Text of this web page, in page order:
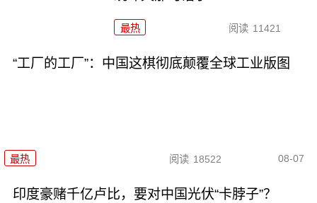
最热 阅读 11421
“工厂的工厂”：中国这棋彻底颠覆全球工业版图
最热 阅读 18522 08-07
印度豪赌千亿卢比，要对中国光伏“卡脖子”？